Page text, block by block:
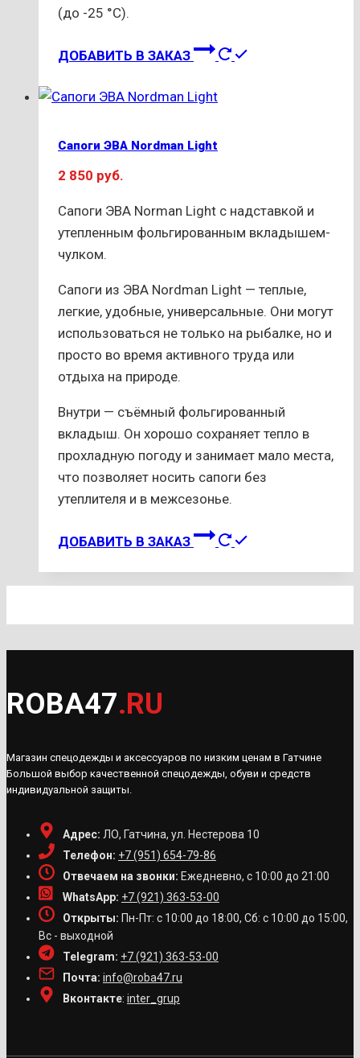
(до -25 °С).
ДОБАВИТЬ В ЗАКАЗ
Этот
на
странице
Сапоги ЭВА Nordman Light
2 850 руб.
Сапоги ЭВА Norman Light с надставкой и
утепленным фольгированным вкладышем-
чулком.
Сапоги из ЭВА Nordman Light — теплые,
легкие, удобные, универсальные. Они могут
использоваться не только на рыбалке, но и
просто во время активного труда или
отдыха на природе.
Внутри — съёмный фольгированный
вкладыш. Он хорошо сохраняет тепло в
прохладную погоду и занимает мало места,
что позволяет носить сапоги без
утеплителя и в межсезонье.
ДОБАВИТЬ В ЗАКАЗ
Этот
имеет
товара.
ROBA47.RU
Магазин спецодежды и аксессуаров по низким ценам в Гатчине
Большой выбор качественной спецодежды, обуви и средств
индивидуальной защиты.
Адрес: ЛО, Гатчина, ул. Нестерова 10
Телефон: +7 (951) 654-79-86
Отвечаем на звонки: Ежедневно, с 10:00 до 21:00
WhatsApp: +7 (921) 363-53-00
Открыты: Пн-Пт: с 10:00 до 18:00, Сб: с 10:00 до 15:00,
Вс - выходной
Telegram: +7 (921) 363-53-00
Почта: info@roba47.ru
Вконтакте: inter_grup